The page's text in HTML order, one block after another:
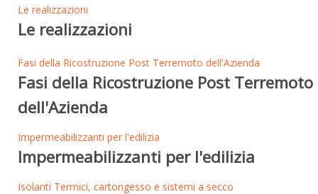
Le realizzazioni
Le realizzazioni
Fasi della Ricostruzione Post Terremoto dell'Azienda
Fasi della Ricostruzione Post Terremoto
dell'Azienda
Impermeabilizzanti per l'edilizia
Impermeabilizzanti per l'edilizia
Isolanti Termici, cartongesso e sistemi a secco